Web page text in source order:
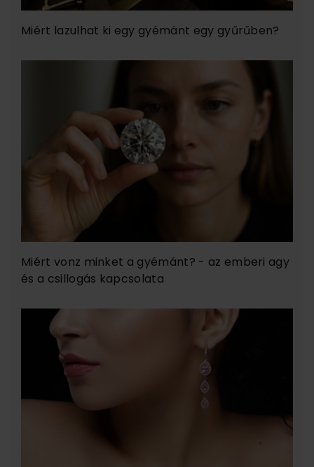
Miért lazulhat ki egy gyémánt egy gyűrűben?
Miért vonz minket a gyémánt? - az emberi agy
és a csillogás kapcsolata